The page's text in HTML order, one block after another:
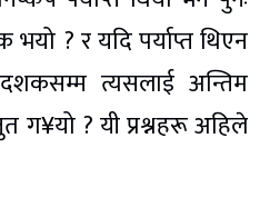
? र यदि पर्याप्त थिएन
त्यसलाई अन्तिम
ग¥यो ? यी प्रश्नहरू अहिले